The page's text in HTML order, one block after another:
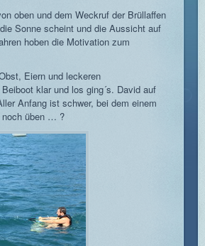
oben und dem Weckruf der Brüllaffen
Sonne scheint und die Aussicht auf
hoben die Motivation zum
Eiern und leckeren
klar und los ging´s. David auf
Anfang ist schwer, bei dem einem
noch üben … ?